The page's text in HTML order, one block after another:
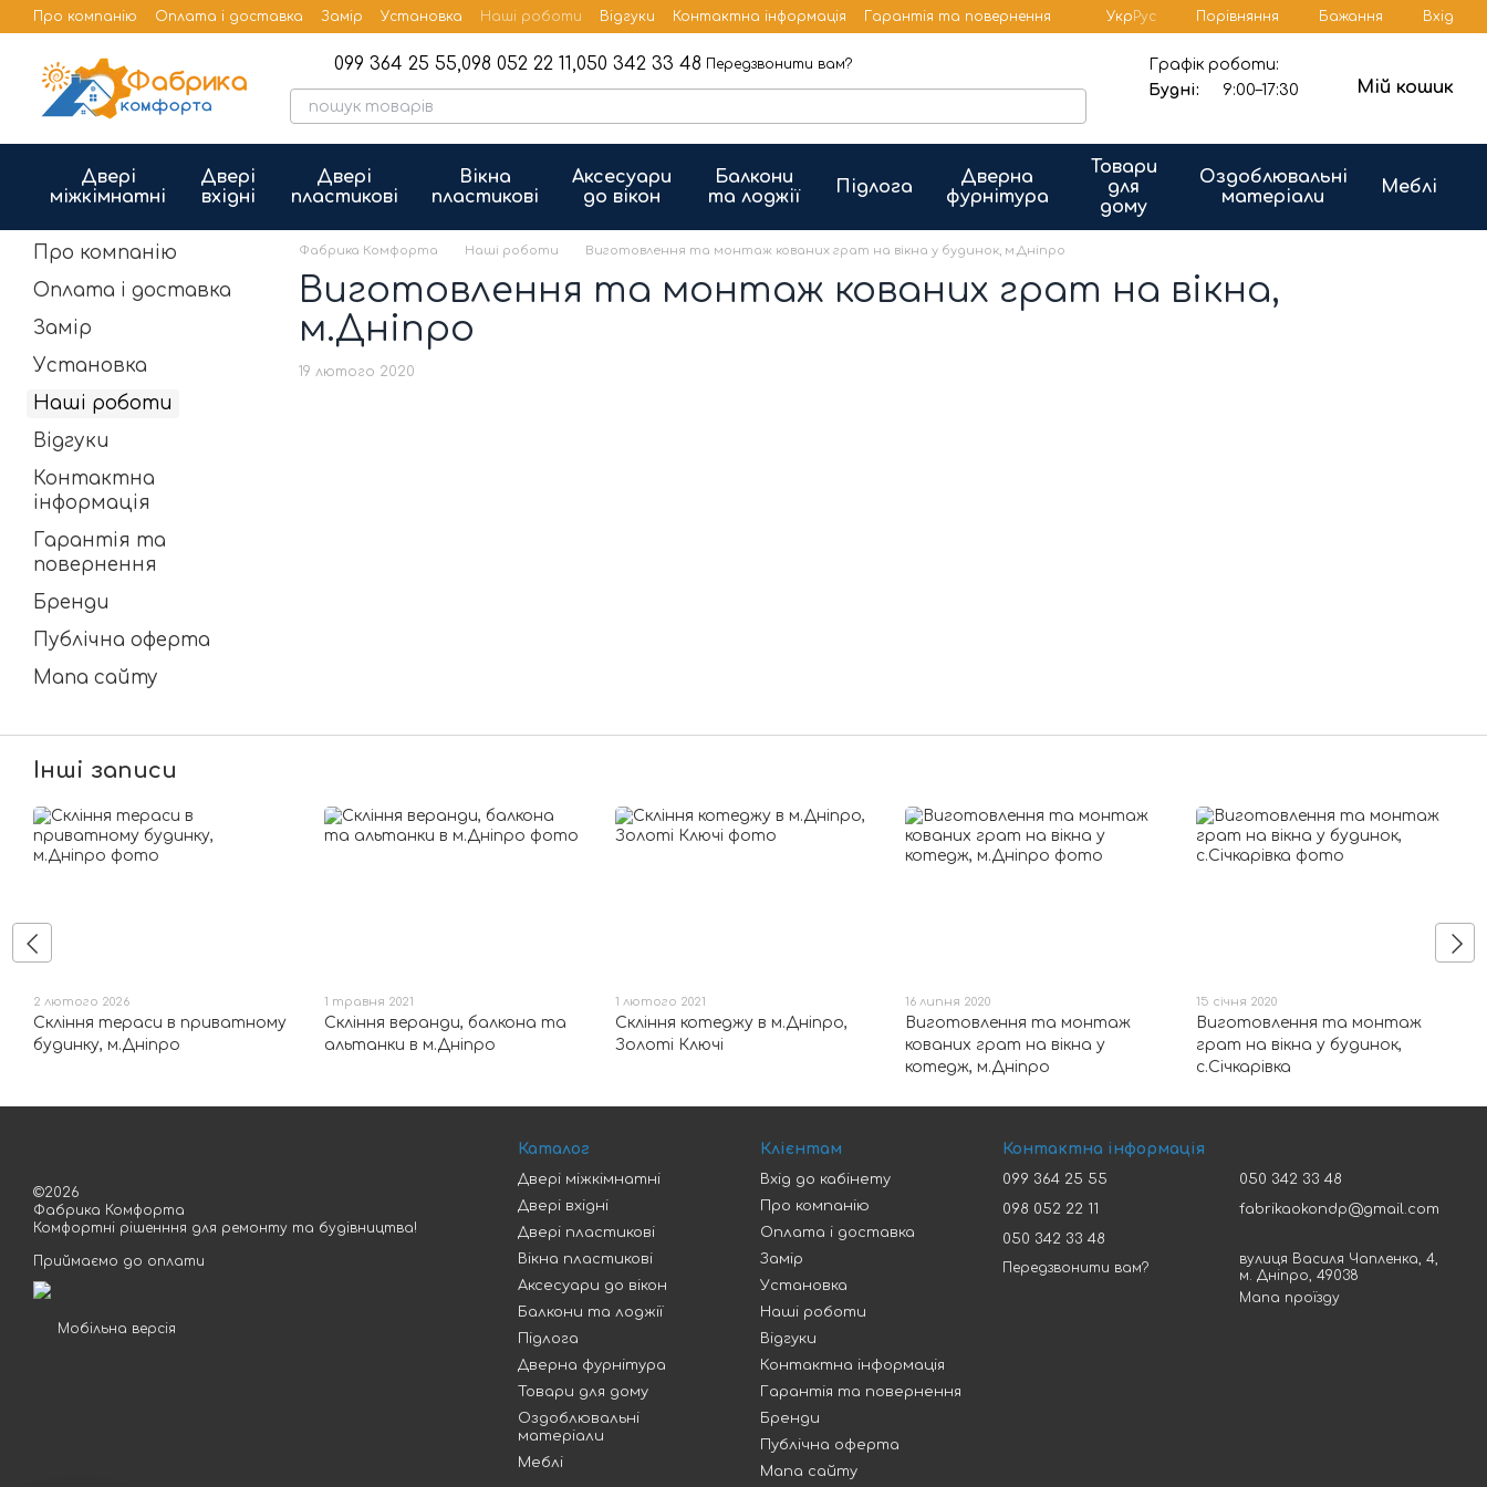
Перейти до основного контенту
Про компанію Оплата і доставка Замір Установка Наші роботи Відгуки Контактна інформація
Гарантія та повернення
Бренди
Публічна оферта
Укр Рус Порівняння Бажання Вхід
099 364 25 55,098 052 22 11,050 342 33 48 Передзвонити вам?
Графік роботи:
Будні:
9:00–17:30 Мій кошик
Двері
міжкімнатні
Двері
вхідні
Двері
пластикові
Вікна
пластикові
Аксесуари
до вікон
Балкони
та лоджії
Підлога
Дверна
фурнітура
Товари
для
дому
Оздоблювальні
матеріали
Меблі
Фабрика Комфорта Наші роботи Виготовлення та монтаж кованих грат на вікна у будинок, м.Дніпро
Виготовлення та монтаж кованих грат на вікна,
м.Дніпро
19 лютого 2020
Про компанію
Оплата і доставка
Замір
Установка
Наші роботи
Відгуки
Контактна
інформація
Гарантія та
повернення
Бренди
Публічна оферта
Мапа сайту
Інші записи
2 лютого 2026
Скління тераси в приватному
будинку, м.Дніпро
1 травня 2021
Скління веранди, балкона та
альтанки в м.Дніпро
1 лютого 2021
Скління котеджу в м.Дніпро,
Золоті Ключі
16 липня 2020
Виготовлення та монтаж
кованих грат на вікна у
котедж, м.Дніпро
15 січня 2020
Виготовлення та монтаж
грат на вікна у будинок,
с.Січкарівка
©2026
Фабрика Комфорта
Комфортні рішенння для ремонту та будівництва!
Приймаємо до оплати
Мобільна версія
Каталог
Двері міжкімнатні
Двері вхідні
Двері пластикові
Вікна пластикові
Аксесуари до вікон
Балкони та лоджії
Підлога
Дверна фурнітура
Товари для дому
Оздоблювальні
матеріали
Меблі
Клієнтам
Вхід до кабінету
Про компанію
Оплата і доставка
Замір
Установка
Наші роботи
Відгуки
Контактна інформація
Гарантія та повернення
Бренди
Публічна оферта
Мапа сайту
Контактна інформація
099 364 25 55
098 052 22 11
050 342 33 48
Передзвонити вам?
050 342 33 48
fabrikaokondp@gmail.com
вулиця Василя Чапленка, 4,
м. Дніпро, 49038
Мапа проїзду